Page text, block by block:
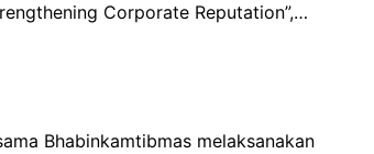
Corporate Reputation”,…
Bhabinkamtibmas melaksanakan